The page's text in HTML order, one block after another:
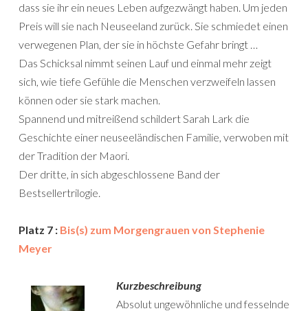
dass sie ihr ein neues Leben aufgezwängt haben. Um jeden
Preis will sie nach Neuseeland zurück. Sie schmiedet einen
verwegenen Plan, der sie in höchste Gefahr bringt …
Das Schicksal nimmt seinen Lauf und einmal mehr zeigt
sich, wie tiefe Gefühle die Menschen verzweifeln lassen
können oder sie stark machen.
Spannend und mitreißend schildert Sarah Lark die
Geschichte einer neuseeländischen Familie, verwoben mit
der Tradition der Maori.
Der dritte, in sich abgeschlossene Band der
Bestsellertrilogie.
Platz 7 : Bis(s) zum Morgengrauen von Stephenie
Meyer
Kurzbeschreibung
Absolut ungewöhnliche und fesselnde